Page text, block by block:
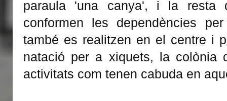
paraula 'una canya', i la resta
conformen les dependències
també es realitzen en el centre i
natació per a xiquets, la colònia
activitats com tenen cabuda en